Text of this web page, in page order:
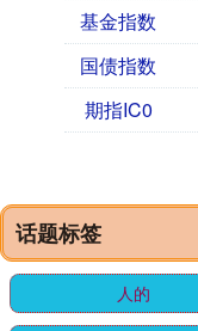
基金指数
国债指数
期指IC0
话题标签
人的